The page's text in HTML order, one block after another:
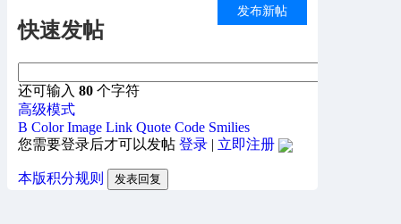
快速发帖
发布新帖
还可输入 80 个字符
高级模式
B Color Image Link Quote Code Smilies
您需要登录后才可以发帖 登录 | 立即注册
本版积分规则 发表回复